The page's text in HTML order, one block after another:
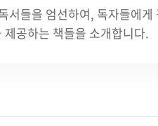
서들을 엄선하여, 독자들에게
제공하는 책들을 소개합니다.